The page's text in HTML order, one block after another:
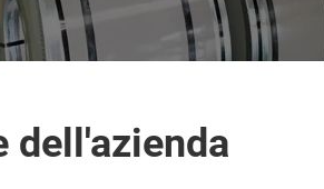
dell'azienda